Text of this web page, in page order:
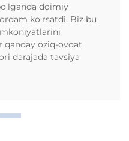
doimiy
ko'rsatdi. Biz bu
qanday oziq-ovqat
darajada tavsiya